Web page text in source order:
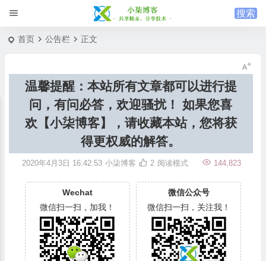
首页 公告栏 正文
温馨提醒：本站所有文章都可以进行提
问，有问必答，欢迎骚扰！ 如果您喜
欢【小柒博客】，请收藏本站，您将获
得更权威的解答。
2020年4月3日 16:42:53 小柒博客 144,823
2 阅读模式
Wechat
微信扫一扫，加我！
微信公众号
微信扫一扫，关注我！